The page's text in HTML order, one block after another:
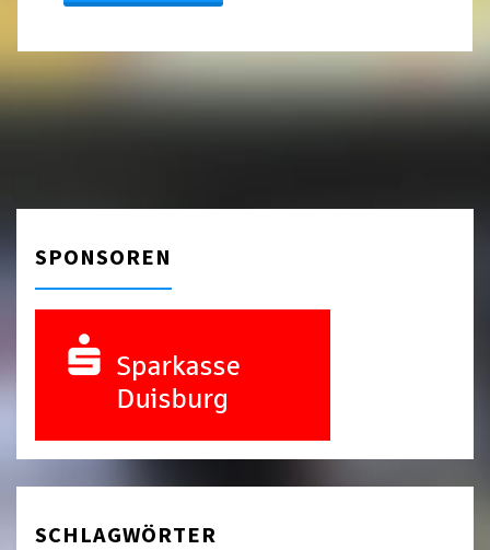
Juniorenturnier
SPONSOREN
SCHLAGWÖRTER